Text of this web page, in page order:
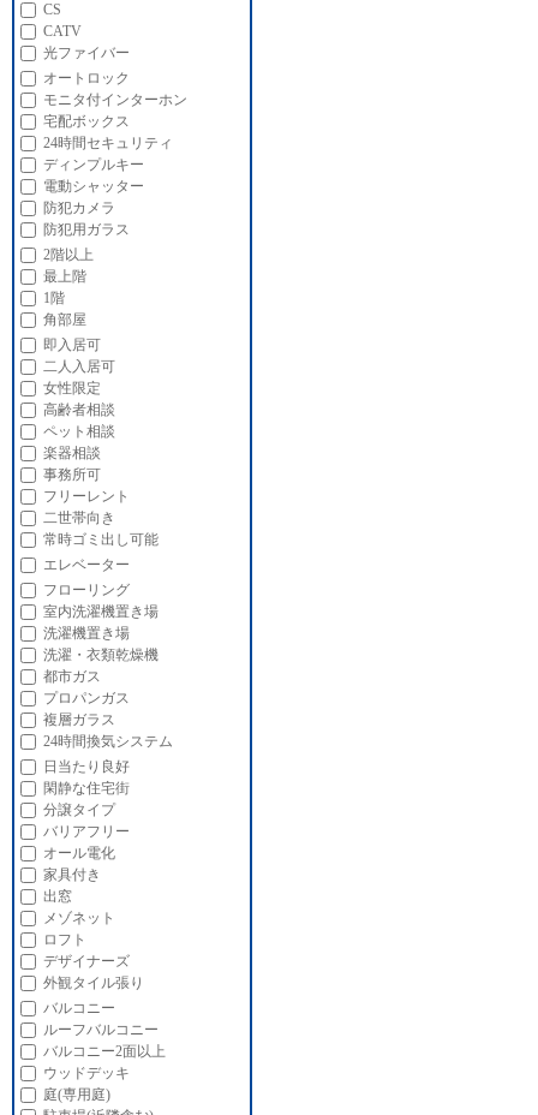
CS
CATV
光ファイバー
オートロック
モニタ付インターホン
宅配ボックス
24時間セキュリティ
ディンプルキー
電動シャッター
防犯カメラ
防犯用ガラス
2階以上
最上階
1階
角部屋
即入居可
二人入居可
女性限定
高齢者相談
ペット相談
楽器相談
事務所可
フリーレント
二世帯向き
常時ゴミ出し可能
エレベーター
フローリング
室内洗濯機置き場
洗濯機置き場
洗濯・衣類乾燥機
都市ガス
プロパンガス
複層ガラス
24時間換気システム
日当たり良好
閑静な住宅街
分譲タイプ
バリアフリー
オール電化
家具付き
出窓
メゾネット
ロフト
デザイナーズ
外観タイル張り
バルコニー
ルーフバルコニー
バルコニー2面以上
ウッドデッキ
庭(専用庭)